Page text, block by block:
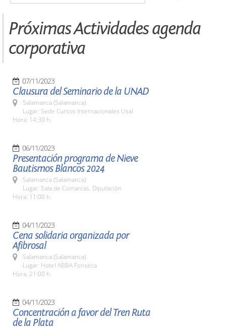
Próximas Actividades agenda
corporativa
07/11/2023
Clausura del Seminario de la UNAD
Salamanca (Salamanca)
Lugar: Sede Cursos Internacionales Usal
Hora: 14:30 h.
06/11/2023
Presentación programa de Nieve
Bautismos Blancos 2024
Salamanca (Salamanca)
Lugar: Sala de Comarcas. Diputación
Hora: 11:00 h.
04/11/2023
Cena solidaria organizada por
Afibrosal
Salamanca (Salamanca)
Lugar: Hotel ABBA Fonseca
Hora: 21:00 h.
04/11/2023
Concentración a favor del Tren Ruta
de la Plata